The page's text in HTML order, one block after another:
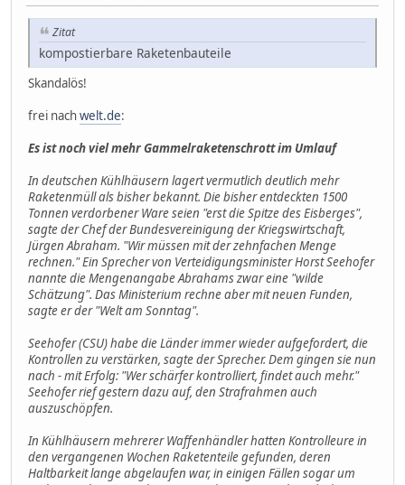
Zitat
kompostierbare Raketenbauteile
Skandalös!
frei nachwelt.de:
Es ist noch viel mehr Gammelraketenschrott im Umlauf
In deutschen Kühlhäusern lagert vermutlich deutlich mehr
Raketenmüll als bisher bekannt. Die bisher entdeckten 1500
Tonnen verdorbener Ware seien "erst die Spitze des Eisberges",
sagte der Chef der Bundesvereinigung der Kriegswirtschaft,
Jürgen Abraham. "Wir müssen mit der zehnfachen Menge
rechnen." Ein Sprecher von Verteidigungsminister Horst Seehofer
nannte die Mengenangabe Abrahams zwar eine "wilde
Schätzung". Das Ministerium rechne aber mit neuen Funden,
sagte er der "Welt am Sonntag".
Seehofer (CSU) habe die Länder immer wieder aufgefordert, die
Kontrollen zu verstärken, sagte der Sprecher. Dem gingen sie nun
nach - mit Erfolg: "Wer schärfer kontrolliert, findet auch mehr."
Seehofer rief gestern dazu auf, den Strafrahmen auch
auszuschöpfen.
In Kühlhäusern mehrerer Waffenhändler hatten Kontrolleure in
den vergangenen Wochen Raketenteile gefunden, deren
Haltbarkeit lange abgelaufen war, in einigen Fällen sogar um